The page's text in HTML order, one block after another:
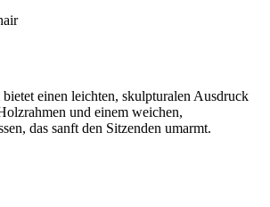
bietet einen leichten, skulpturalen Ausdruck
und einem weichen,
das sanft den Sitzenden umarmt.